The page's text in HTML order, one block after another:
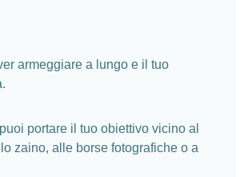
armeggiare a lungo e il tuo
portare il tuo obiettivo vicino al
zaino, alle borse fotografiche o a